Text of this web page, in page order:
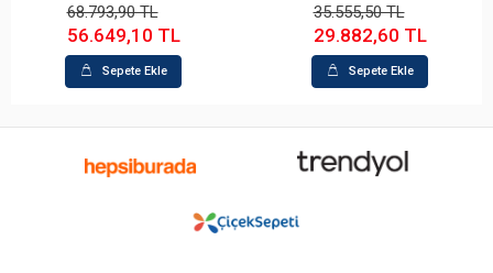
68.793,90 TL
56.649,10 TL
Sepete Ekle
35.555,50 TL
29.882,60 TL
Sepete Ekle